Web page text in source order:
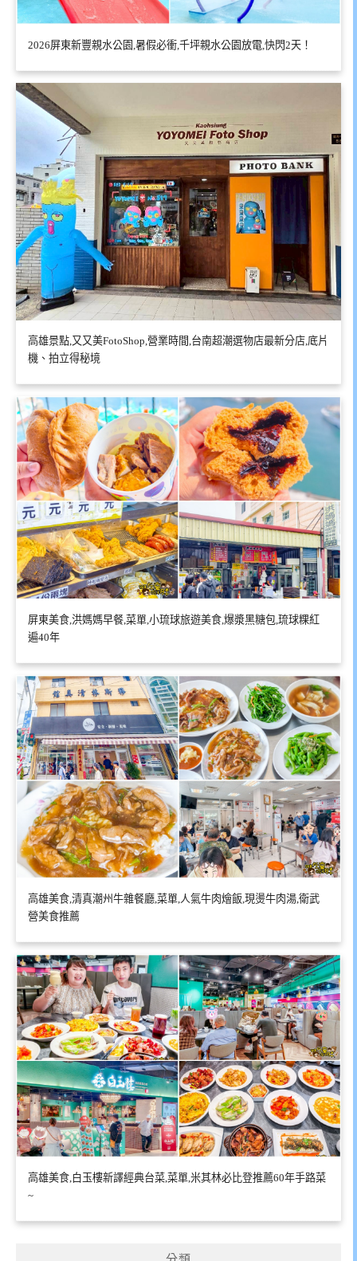
2026屏東新豐親水公園,暑假必衝,千坪親水公園放電,快閃2天！
高雄景點,又又美FotoShop,營業時間,台南超潮選物店最新分店,底片
機、拍立得秘境
屏東美食,洪媽媽早餐,菜單,小琉球旅遊美食,爆漿黑糖包,琉球粿紅
遍40年
高雄美食,清真潮州牛雜餐廳,菜單,人氣牛肉燴飯,現燙牛肉湯,衛武
營美食推薦
高雄美食,白玉樓新譯經典台菜,菜單,米其林必比登推薦60年手路菜
~